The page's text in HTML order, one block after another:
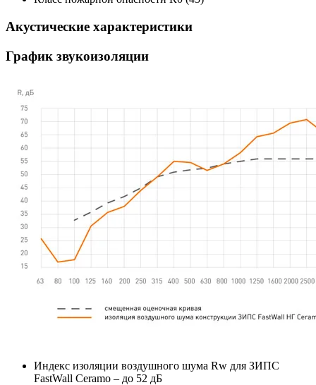
Акустические характеристики
График звукоизоляции
Индекс изоляции воздушного шума Rw для ЗИПС
FastWall Ceramo – до 52 дБ